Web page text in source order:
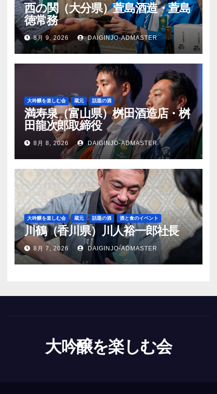
西の関（大分県）萱島酒造・萱島
徳常務
8月 9, 2026 DAIGINJO-ADMASTER
大吟醸を楽しむ会 蔵元 話題の酒
満寿泉（富山県）桝田酒造店・桝
田龍次郎取締役
8月 8, 2026 DAIGINJO-ADMASTER
大吟醸を楽しむ会 蔵元 話題の酒 酒と食のイベント
川鶴（香川県）川人裕一郎社長
8月 7, 2026 DAIGINJO-ADMASTER
大吟醸を楽しむ会